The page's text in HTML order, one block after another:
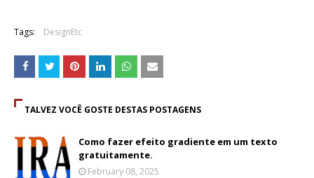
Tags: DesignEtc
TALVEZ VOCÊ GOSTE DESTAS POSTAGENS
Como fazer efeito gradiente em um texto
gratuitamente.
February 08, 2025